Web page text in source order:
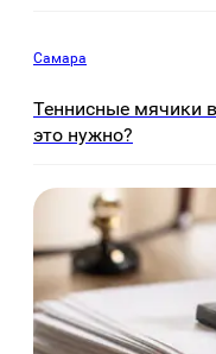
Самара
Теннисные мячики
это нужно?